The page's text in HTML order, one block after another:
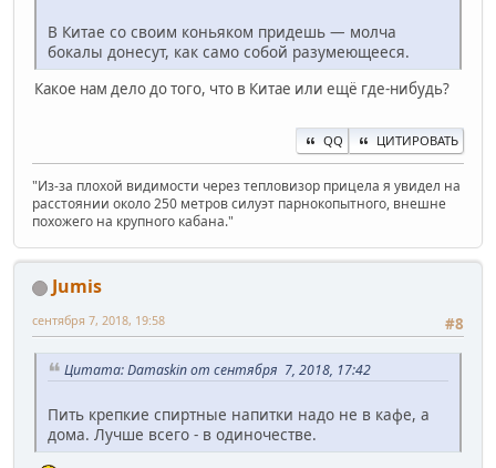
В Китае со своим коньяком придешь — молча
бокалы донесут, как само собой разумеющееся.
Какое нам дело до того, что в Китае или ещё где-нибудь?
QQ ЦИТИРОВАТЬ
"Из-за плохой видимости через тепловизор прицела я увидел на
расстоянии около 250 метров силуэт парнокопытного, внешне
похожего на крупного кабана."
Jumis
#8
сентября 7, 2018, 19:58
Цитата: Damaskin от сентября 7, 2018, 17:42
Пить крепкие спиртные напитки надо не в кафе, а
дома. Лучше всего - в одиночестве.